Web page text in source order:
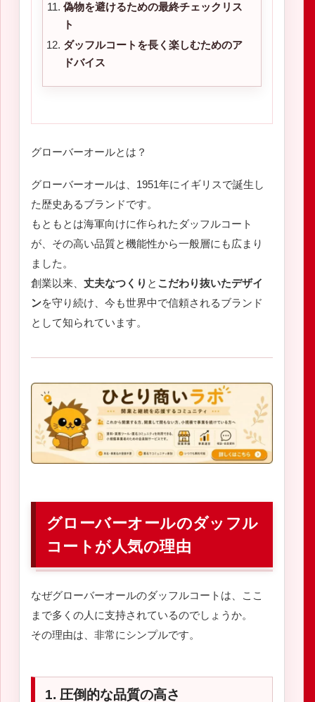
偽物を避けるための最終チェックリス
ト
ダッフルコートを長く楽しむためのア
ドバイス
グローバーオールとは？
グローバーオールは、1951年にイギリスで誕生し
た歴史あるブランドです。
もともとは海軍向けに作られたダッフルコート
が、その高い品質と機能性から一般層にも広まり
ました。
創業以来、 丈夫なつくり と こだわり抜いたデザイ
ンを守り続け、今も世界中で信頼されるブランド
として知られています。
グローバーオールのダッフル
コートが人気の理由
なぜグローバーオールのダッフルコートは、ここ
まで多くの人に支持されているのでしょうか。
その理由は、非常にシンプルです。
1. 圧倒的な品質の高さ